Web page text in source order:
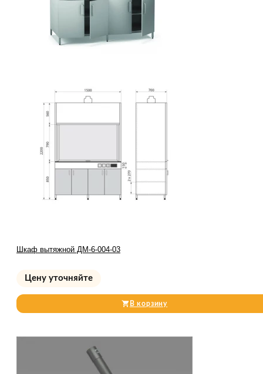
Шкаф вытяжной ДМ-6-004-03
Цену уточняйте
В корзину